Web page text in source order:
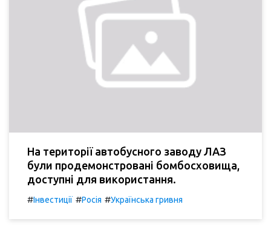
На території автобусного заводу ЛАЗ
були продемонстровані бомбосховища,
доступні для використання.
#Інвестиції #Росія #Українська гривня